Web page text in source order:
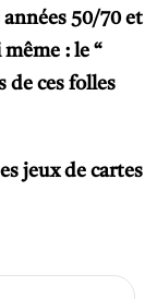
50/70 et
: le “
de ces folles
jeux de cartes